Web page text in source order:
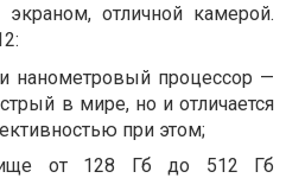
отличной камерой.
нанометровый процессор —
в мире, но и отличается
при этом;
от 128 Гб до 512 Гб